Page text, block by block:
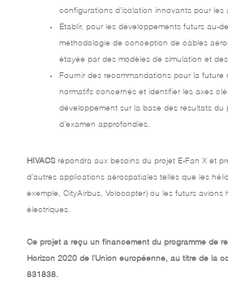
configurations d’isolation innovants pour les
Établir, pour les développements futurs au-
méthodologie de conception de câbles
étayée par des modèles de simulation et
Fournir des recommandations pour la future
normatifs concernés et identifier les axes
développement sur la base des résultats du
d’examen approfondies.
HIVACSrépondra aux besoins du projet E-Fan X et
d’autres applications aérospatiales telles que les
exemple, CityAirbus, Volocopter) ou les futurs avions
électriques.
Ce projet a reçu un financement du programme de
Horizon 2020 de l’Union européenne, au titre de la
831838.